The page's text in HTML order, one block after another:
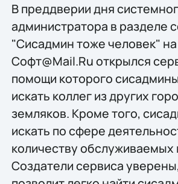
В преддверии дня
администратора в разделе
"Сисадмин тоже человек" на
Софт@Mail.Ru открылся
помощи которого
искать коллег из других
земляков. Кроме того,
искать по сфере
количеству
Создатели сервиса